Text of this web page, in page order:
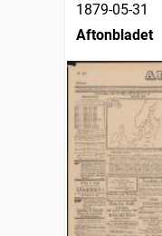
1879-05-31
Aftonbladet